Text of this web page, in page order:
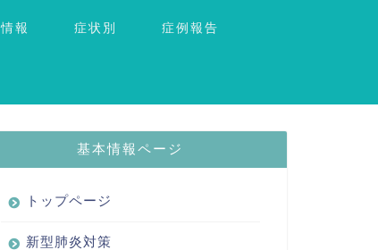
情報 症状別 症例報告
基本情報ページ
トップページ
新型肺炎対策